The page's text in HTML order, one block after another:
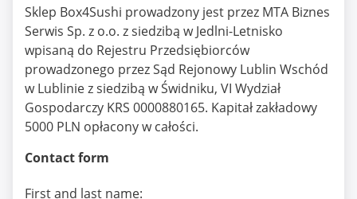
Sklep Box4Sushi prowadzony jest przez MTA Biznes
Serwis Sp. z o.o. z siedzibą w Jedlni-Letnisko
wpisaną do Rejestru Przedsiębiorców
prowadzonego przez Sąd Rejonowy Lublin Wschód
w Lublinie z siedzibą w Świdniku, VI Wydział
Gospodarczy KRS 0000880165. Kapitał zakładowy
5000 PLN opłacony w całości.
Contact form
First and last name: